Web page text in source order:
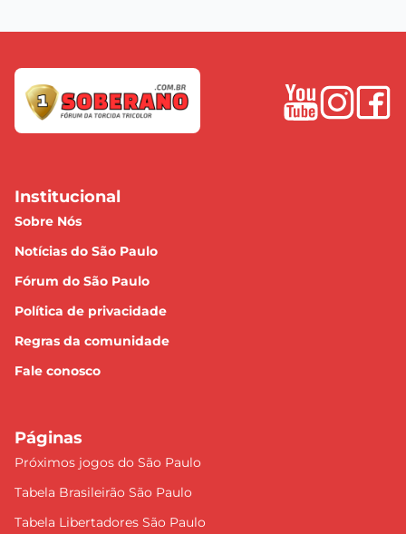
Institucional
Sobre Nós
Notícias do São Paulo
Fórum do São Paulo
Política de privacidade
Regras da comunidade
Fale conosco
Páginas
Próximos jogos do São Paulo
Tabela Brasileirão São Paulo
Tabela Libertadores São Paulo